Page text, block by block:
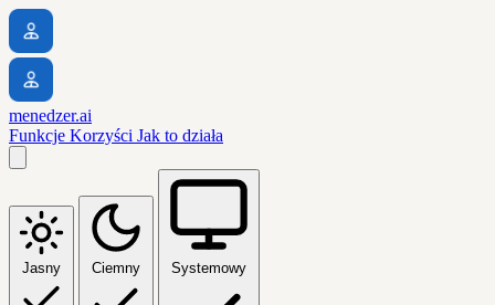
menedzer.ai
Funkcje Korzyści Jak to działa
Jasny Ciemny Systemowy